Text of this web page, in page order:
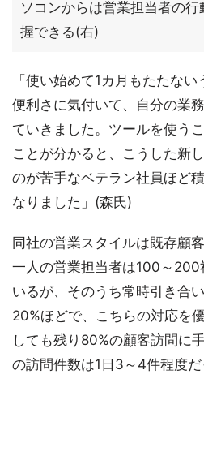
ソコンからは営業担当者の
握できる(右)
「使い始めて1カ月もたたな
便利さに気付いて、自分の業
ていきました。ツールを使う
ことが分かると、こうした新
のが苦手なベテラン社員ほど
なりました」(森氏)
同社の営業スタイルは既存顧
一人の営業担当者は100～200
いるが、そのうち常時引き合
20%ほどで、こちらの対応を
しても残り80%の顧客訪問に
の訪問件数は1日3～4件程度だ